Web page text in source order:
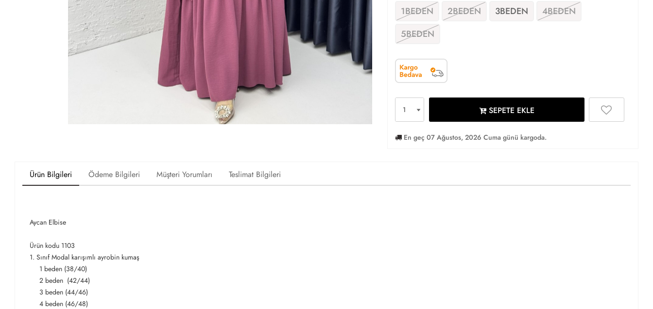
1BEDEN 2BEDEN 3BEDEN
4BEDEN
5BEDEN
SEPETE EKLE
En geç 07 Ağustos, 2026 Cuma günü kargoda.
Ürün Bilgileri Ödeme Bilgileri Müşteri Yorumları Teslimat Bilgileri
Aycan Elbise
Ürün kodu 1103
1. Sınıf Modal karışımlı ayrobin kumaş
1 beden (38/40)
2 beden (42/44)
3 beden (44/46)
4 beden (46/48)